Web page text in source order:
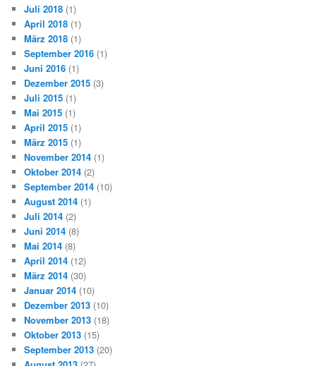
Juli 2018 (1)
April 2018 (1)
März 2018 (1)
September 2016 (1)
Juni 2016 (1)
Dezember 2015 (3)
Juli 2015 (1)
Mai 2015 (1)
April 2015 (1)
März 2015 (1)
November 2014 (1)
Oktober 2014 (2)
September 2014 (10)
August 2014 (1)
Juli 2014 (2)
Juni 2014 (8)
Mai 2014 (8)
April 2014 (12)
März 2014 (30)
Januar 2014 (10)
Dezember 2013 (10)
November 2013 (18)
Oktober 2013 (15)
September 2013 (20)